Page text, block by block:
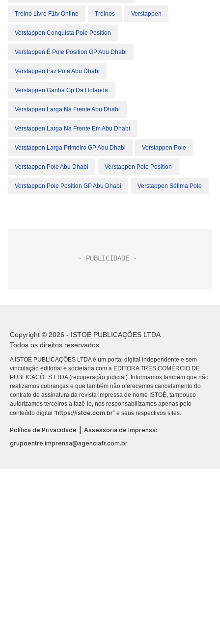
Treino Livre F1tv Online Treinos Verstappen
Verstappen Conquista Pole Position
Verstappen É Pole Position GP Abu Dhabi
Verstappen Faz Pole Abu Dhabi
Verstappen Ganha Gp Da Holanda
Verstappen Larga Na Frente Abu Dhabi
Verstappen Larga Na Frente Em Abu Dhabi
Verstappen Larga Primeiro GP Abu Dhabi Verstappen Pole
Verstappen Pole Abu Dhabi Verstappen Pole Position
Verstappen Pole Position GP Abu Dhabi Verstappen Sétima Pole
Copyright © 2026 - ISTOÉ PUBLICAÇÕES LTDA
Todos os direitos reservados.
A ISTOÉ PUBLICAÇÕES LTDA é um portal digital independente e sem
vinculação editorial e societária com a EDITORA TRES COMÉRCIO DE
PUBLICACÕES LTDA (recuperação judicial). Informamos também que não
realizamos cobranças e que também não oferecemos cancelamento do
contrato de assinatura da revista impressa de nome ISTOÉ, tampouco
autorizamos terceiros a fazê-lo, nos responsabilizamos apenas pelo
conteúdo digital “https://istoe.com.br” e seus respectivos sites.
Política de Privacidade
Assessoria de Imprensa:
grupoentre.imprensa@agenciafr.com.br